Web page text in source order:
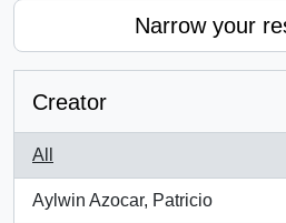
Narrow your
Creator
All
Aylwin Azocar, Patricio
, 10 results